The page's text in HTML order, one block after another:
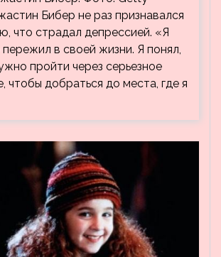
Бибер не раз признавался
что страдал депрессией. «Я
пережил в своей жизни. Я понял,
пройти через серьезное
чтобы добраться до места, где я